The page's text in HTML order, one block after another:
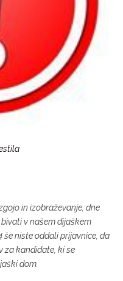
in izobraževanje, dne
v našem dijaškem
še niste oddali prijavnice, da
za kandidate, ki se
dom.